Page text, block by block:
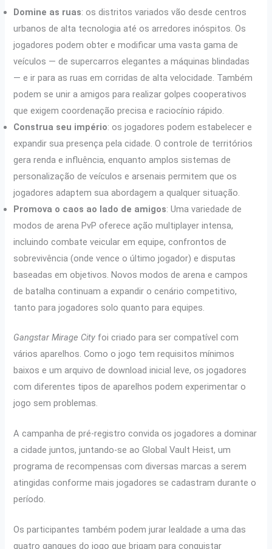
Domine as ruas: os distritos variados vão desde centros
urbanos de alta tecnologia até os arredores inóspitos. Os
jogadores podem obter e modificar uma vasta gama de
veículos — de supercarros elegantes a máquinas blindadas
— e ir para as ruas em corridas de alta velocidade. Também
podem se unir a amigos para realizar golpes cooperativos
que exigem coordenação precisa e raciocínio rápido.
Construa seu império: os jogadores podem estabelecer e
expandir sua presença pela cidade. O controle de territórios
gera renda e influência, enquanto amplos sistemas de
personalização de veículos e arsenais permitem que os
jogadores adaptem sua abordagem a qualquer situação.
Promova o caos ao lado de amigos: Uma variedade de
modos de arena PvP oferece ação multiplayer intensa,
incluindo combate veicular em equipe, confrontos de
sobrevivência (onde vence o último jogador) e disputas
baseadas em objetivos. Novos modos de arena e campos
de batalha continuam a expandir o cenário competitivo,
tanto para jogadores solo quanto para equipes.
Gangstar Mirage City foi criado para ser compatível com
vários aparelhos. Como o jogo tem requisitos mínimos
baixos e um arquivo de download inicial leve, os jogadores
com diferentes tipos de aparelhos podem experimentar o
jogo sem problemas.
A campanha de pré-registro convida os jogadores a dominar
a cidade juntos, juntando-se ao Global Vault Heist, um
programa de recompensas com diversas marcas a serem
atingidas conforme mais jogadores se cadastram durante o
período.
Os participantes também podem jurar lealdade a uma das
quatro gangues do jogo que brigam para conquistar